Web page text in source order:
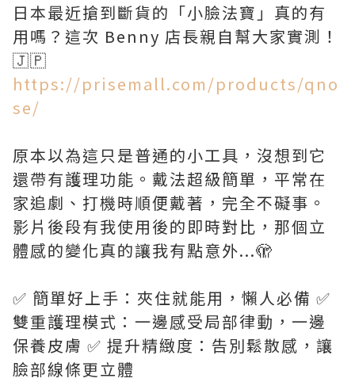
日本最近搶到斷貨的「小臉法寶」真的有
用嗎？這次 Benny 店長親自幫大家實測！
https://prisemall.com/products/qno
se/
原本以為這只是普通的小工具，沒想到它
還帶有護理功能。戴法超級簡單，平常在
家追劇、打機時順便戴著，完全不礙事。
影片後段有我使用後的即時對比，那個立
體感的變化真的讓我有點意外...🫣
✅ 簡單好上手：夾住就能用，懶人必備 ✅
雙重護理模式：一邊感受局部律動，一邊
保養皮膚 ✅ 提升精緻度：告別鬆散感，讓
臉部線條更立體